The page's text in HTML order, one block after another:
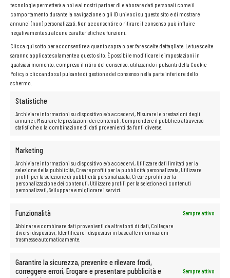
tecnologie permetterà a noi e ai nostri partner di elaborare dati personali come il
comportamento durante la navigazione o gli ID univoci su questo sito e di mostrare
annunci (non) personalizzati. Non acconsentire o ritirare il consenso può influire
negativamente su alcune caratteristiche e funzioni.
Clicca qui sotto per acconsentire a quanto sopra o per fare scelte dettagliate. Le tue scelte
saranno applicate solamente a questo sito. È possibile modificare le impostazioni in
qualsiasi momento, compreso il ritiro del consenso, utilizzando i pulsanti della Cookie
Policy o cliccando sul pulsante di gestione del consenso nella parte inferiore dello
schermo.
Statistiche
Archiviare informazioni su dispositivo e/o accedervi, Misurare le prestazioni degli
annunci, Misurare le prestazioni dei contenuti, Comprendere il pubblico attraverso
statistiche o la combinazione di dati provenienti da fonti diverse.
Marketing
Archiviare informazioni su dispositivo e/o accedervi, Utilizzare dati limitati per la
selezione della pubblicità, Creare profili per la pubblicità personalizzata, Utilizzare
profili per la selezione di pubblicità personalizzata, Creare profili per la
personalizzazione dei contenuti, Utilizzare profili per la selezione di contenuti
personalizzati, Sviluppare e migliorare i servizi.
Funzionalità
Sempre attivo
Abbinare e combinare dati provenienti da altre fonti di dati, Collegare
diversi dispositivi, Identificare i dispositivi in base alle informazioni
trasmesse automaticamente.
Garantire la sicurezza, prevenire e rilevare frodi,
correggere errori, Erogare e presentare pubblicità e
Sempre attivo
PROCESSORE
Intel Core i5
RISOLUZIONE DELLO SCHERMO (PX)
TIPO DI DISCO RIGIDO
SSD
Dell Latitude 5580 i5 8 GB 1 TB SSD
FHD W11
Visualizzazione del risultato